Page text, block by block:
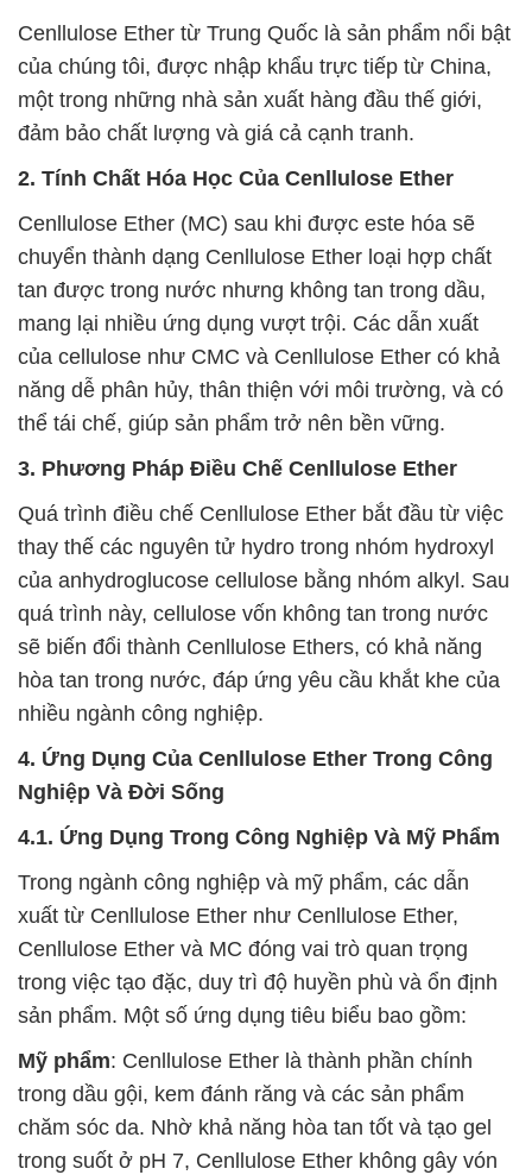
Cenllulose Ether từ Trung Quốc là sản phẩm nổi bật
của chúng tôi, được nhập khẩu trực tiếp từ China,
một trong những nhà sản xuất hàng đầu thế giới,
đảm bảo chất lượng và giá cả cạnh tranh.
2. Tính Chất Hóa Học Của Cenllulose Ether
Cenllulose Ether (MC) sau khi được este hóa sẽ
chuyển thành dạng Cenllulose Ether loại hợp chất
tan được trong nước nhưng không tan trong dầu,
mang lại nhiều ứng dụng vượt trội. Các dẫn xuất
của cellulose như CMC và Cenllulose Ether có khả
năng dễ phân hủy, thân thiện với môi trường, và có
thể tái chế, giúp sản phẩm trở nên bền vững.
3. Phương Pháp Điều Chế Cenllulose Ether
Quá trình điều chế Cenllulose Ether bắt đầu từ việc
thay thế các nguyên tử hydro trong nhóm hydroxyl
của anhydroglucose cellulose bằng nhóm alkyl. Sau
quá trình này, cellulose vốn không tan trong nước
sẽ biến đổi thành Cenllulose Ethers, có khả năng
hòa tan trong nước, đáp ứng yêu cầu khắt khe của
nhiều ngành công nghiệp.
4. Ứng Dụng Của Cenllulose Ether Trong Công
Nghiệp Và Đời Sống
4.1. Ứng Dụng Trong Công Nghiệp Và Mỹ Phẩm
Trong ngành công nghiệp và mỹ phẩm, các dẫn
xuất từ Cenllulose Ether như Cenllulose Ether,
Cenllulose Ether và MC đóng vai trò quan trọng
trong việc tạo đặc, duy trì độ huyền phù và ổn định
sản phẩm. Một số ứng dụng tiêu biểu bao gồm:
Mỹ phẩm: Cenllulose Ether là thành phần chính
trong dầu gội, kem đánh răng và các sản phẩm
chăm sóc da. Nhờ khả năng hòa tan tốt và tạo gel
trong suốt ở pH 7, Cenllulose Ether không gây vón